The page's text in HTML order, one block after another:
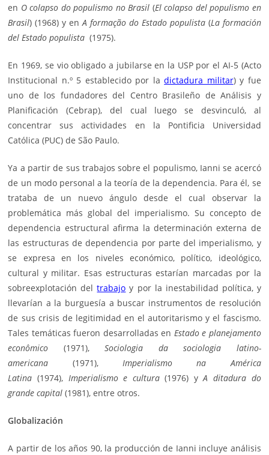
en O colapso do populismo no Brasil (El colapso del populismo en
Brasil) (1968) y enA formação do Estado populista (La formación
del Estado populista (1975).
En 1969, se vio obligado a jubilarse en la USP por el AI-5 (Acto
Institucional n.º 5 establecido por ladictadura militar) y fue
uno de los fundadores del Centro Brasileño de Análisis y
Planificación (Cebrap), del cual luego se desvinculó, al
concentrar sus actividades en la Pontificia Universidad
Católica (PUC) de São Paulo.
Ya a partir de sus trabajos sobre el populismo, Ianni se acercó
de un modo personal a la teoría de la dependencia. Para él, se
trataba de un nuevo ángulo desde el cual observar la
problemática más global del imperialismo. Su concepto de
dependencia estructural afirma la determinación externa de
las estructuras de dependencia por parte del imperialismo, y
se expresa en los niveles económico, político, ideológico,
cultural y militar. Esas estructuras estarían marcadas por la
sobreexplotación deltrabajo y por la inestabilidad política, y
llevarían a la burguesía a buscar instrumentos de resolución
de sus crisis de legitimidad en el autoritarismo y el fascismo.
Tales temáticas fueron desarrolladas en Estado e planejamento
econômico (1971),Sociologia da sociologia latino-
americana (1971), Imperialismo na América
Latina(1974), Imperialismo e cultura(1976) yA ditadura do
grande capital(1981), entre otros.
Globalización
A partir de los años 90, la producción de Ianni incluye análisis